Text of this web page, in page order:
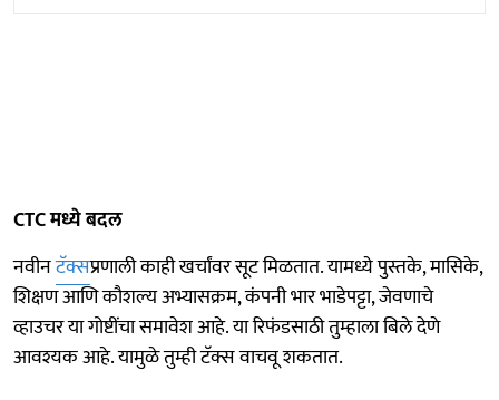
CTC मध्ये बदल
नवीनटॅक्सप्रणाली काही खर्चांवर सूट मिळतात. यामध्ये पुस्तके, मासिके,
शिक्षण आणि कौशल्य अभ्यासक्रम, कंपनी भार भाडेपट्टा, जेवणाचे
व्हाउचर या गोष्टींचा समावेश आहे. या रिफंडसाठी तुम्हाला बिले देणे
आवश्यक आहे. यामुळे तुम्ही टॅक्स वाचवू शकतात.